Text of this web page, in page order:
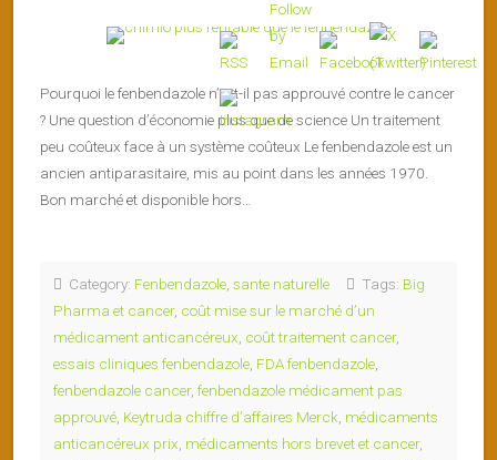
Pourquoi le fenbendazole n’est-il pas approuvé contre le cancer
? Une question d’économie plus que de science Un traitement
peu coûteux face à un système coûteux Le fenbendazole est un
ancien antiparasitaire, mis au point dans les années 1970.
Bon marché et disponible hors…
Category: Fenbendazole sante naturelle Tags: Big
Pharma et cancer, coût mise sur le marché d’un
médicament anticancéreux coût traitement cancer,
essais cliniques fenbendazole FDA fenbendazole
fenbendazole cancer, fenbendazole médicament pas
approuvé Keytruda chiffre d’affaires Merck médicaments
anticancéreux prix médicaments hors brevet et cancer,